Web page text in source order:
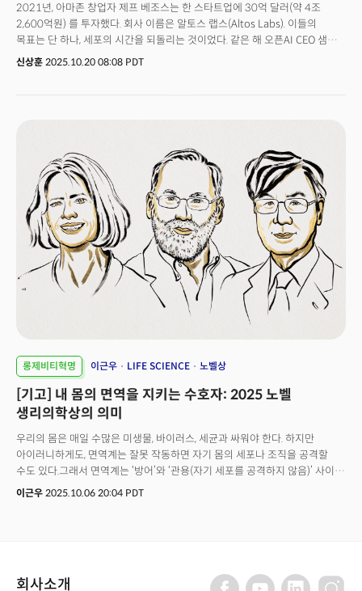
2021년, 아마존 창업자 제프 베조스는 한 스타트업에 30억 달러(약 4조
2,600억원) 를 투자했다. 회사 이름은 알토스 랩스(Altos Labs). 이들의
목표는 단 하나, 세포의 시간을 되돌리는 것이었다. 같은 해 오픈AI CEO 샘
알트먼은 레트로 바이오사이언스(Retro Biosciences)에 거액을 투자하며
프로젝트가 있다. 이 전직 기업가는 매년 200만 달러 이상을 자신의 몸에
투자하며 인간이 생물학적 한계를 어디까지 밀어붙일 수 있는지 실험하고
있다. 그는 30여 명의 의사와 전문가 팀을 고용해 하루 100개 이상의 알약을
복용하고, 수십 가지 의료 시술을 받으며, 자신의 모든 신체 데이터를 공개한다.
극단적으로 보일 수 있지만, 그의 블루프린트 프로젝트는 전 세계적으로
수백만 명의 팔로워를 모았고, 롱제비티 운동의 상징이 되었다.왜 세계에서
가장 성공한 기업가들이 갑자기 노화와의 전쟁에 뛰어들고 있는 걸까? 그들은
무엇을 보고 있는 걸까?답은 간단하다. 그들은 이것이 단순히 개인의 수명
연장이 아니라, 인류 문명의 다음 단계로 가는 열쇠라는 것을 알고 있기
때문이다. 실리콘밸리가 인터넷과 스마트폰으로 세상을 바꿨듯이, 이제
그들은 인간의 가장 근본적인 조건인 ‘시간‘을 재설계하려 한다.나는 이것이
스스로 설계할 수 있는 세대가 되고 있다. 노화를 운명이 아닌 치료 가능한
질병으로 바라보는 이 거대한 관점의 전환은, 단순히 더 오래 사는 것이 아니라
생의 마지막 순간까지 건강하게 살 수 있다는 새로운 가능성을 열어주고 있다.
신상훈 2025.10.20 08:08 PDT
롱제비티혁명 이근우 LIFE SCIENCE 노벨상
[기고] 내 몸의 면역을 지키는 수호자: 2025 노벨
생리의학상의 의미
우리의 몸은 매일 수많은 미생물, 바이러스, 세균과 싸워야 한다. 하지만
아이러니하게도, 면역계는 잘못 작동하면 자기 몸의 세포나 조직을 공격할
수도 있다.그래서 면역계는 ‘방어’와 ‘관용(자기 세포를 공격하지 않음)’ 사이의
섬세한 균형을 유지해야 한다. 예전에는 이 균형이 주로 흉선(가슴 중앙의
밝혔다.유전자 퍼즐, Foxp3와 조절 T세포의 연결 고리사카구치 박사의 초기
이근우 2025.10.06 20:04 PDT
회사소개